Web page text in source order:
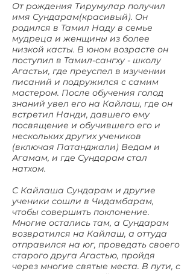
От рождения Тирумулар получил
имя Сундарам(красивый). Он
родился в Тамил Наду в семье
мудреца и женщины из более
низкой касты. В юном возрасте он
поступил в Тамил-сангху - школу
Агастьи, где преуспел в изучении
писаний и подружился с самим
мастером. После обучения голод
знаний увел его на Кайлаш, где он
встретил Нанди, давшего ему
посвящение и обучившего его и
нескольких других учеников
(включая Патанджали) Ведам и
Агамам, и где Сундарам стал
натхом.
С Кайлаша Сундарам и другие
ученики сошли в Чидамбарам,
чтобы совершить поклонение.
Многие остались там, а Сундарам
возвратился на Кайлаш, а оттуда
отправился на юг, проведать своего
старого друга Агастью, пройдя
через многие святые места. В пути, с